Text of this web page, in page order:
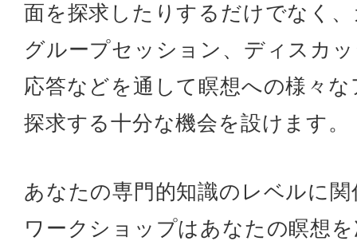
面を探求したりするだけでなく
グループセッション、ディスカ
応答などを通して瞑想への様々
探求する十分な機会を設けます。
あなたの専門的知識のレベルに
ワークショップはあなたの瞑想